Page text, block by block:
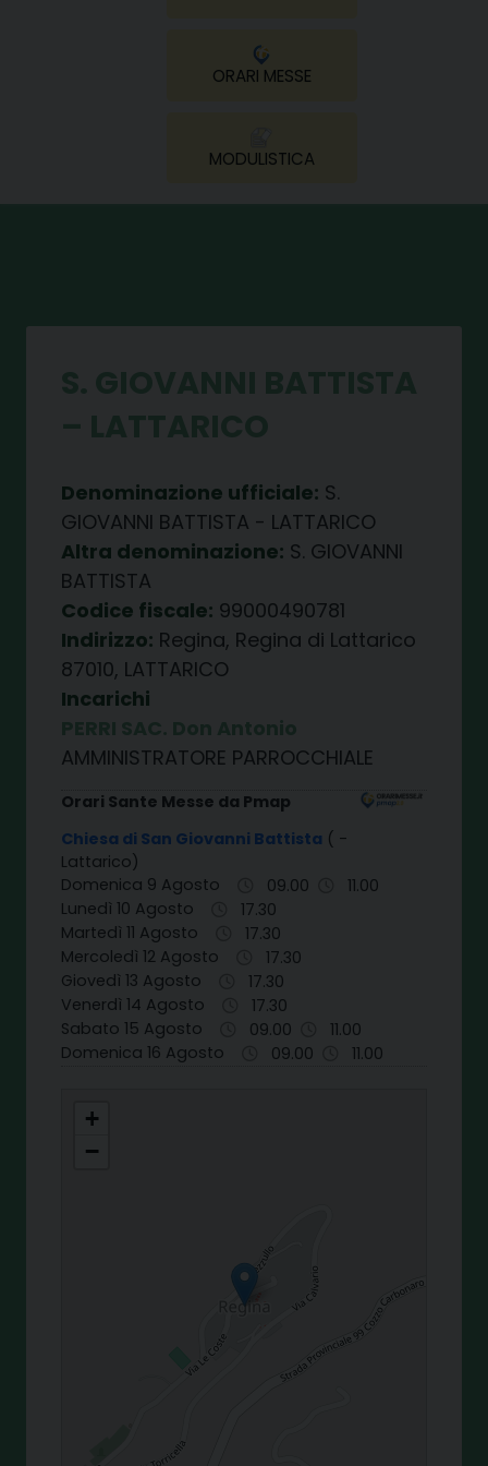
ORARI MESSE
MODULISTICA
Denominazione ufficiale: S.
GIOVANNI BATTISTA - LATTARICO
Altra denominazione: S. GIOVANNI
BATTISTA
Codice fiscale: 99000490781
Indirizzo: Regina, Regina di Lattarico
87010, LATTARICO
Incarichi
AMMINISTRATORE PARROCCHIALE
Orari Sante Messe da Pmap
Chiesa di San Giovanni Battista ( -
Lattarico)
Domenica 9 Agosto
09.00
11.00
Lunedì 10 Agosto
17.30
Martedì 11 Agosto
17.30
Mercoledì 12 Agosto
17.30
Giovedì 13 Agosto
17.30
Venerdì 14 Agosto
17.30
Sabato 15 Agosto
09.00
11.00
Domenica 16 Agosto
09.00 11.00
+
−